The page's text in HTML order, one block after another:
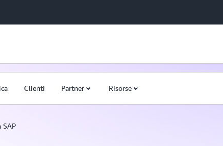
Clienti Partner Risorse
SAP